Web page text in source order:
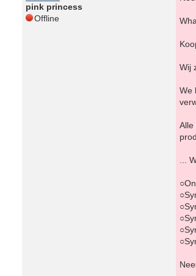
pink princess
Offline
Wij
We
Alle
...